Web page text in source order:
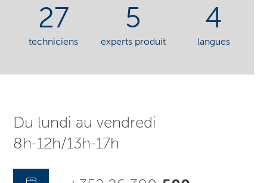
27
techniciens
5
experts produit
4
langues
Du lundi au vendredi
8h-12h/13h-17h